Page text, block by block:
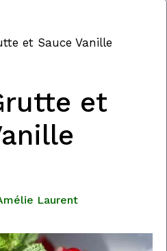
et Sauce Vanille
et
Laurent